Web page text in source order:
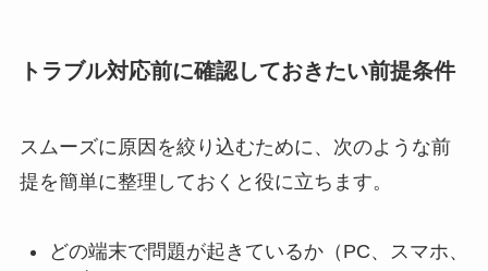
トラブル対応前に確認しておきたい前提条件
スムーズに原因を絞り込むために、次のような前
提を簡単に整理しておくと役に立ちます。
どの端末で問題が起きているか（PC、スマホ、